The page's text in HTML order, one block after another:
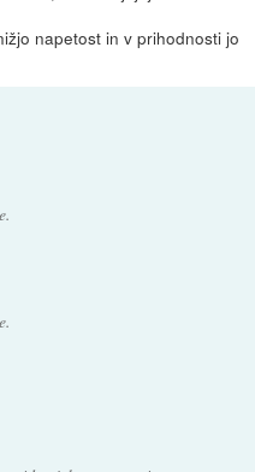
napetost in v prihodnosti jo